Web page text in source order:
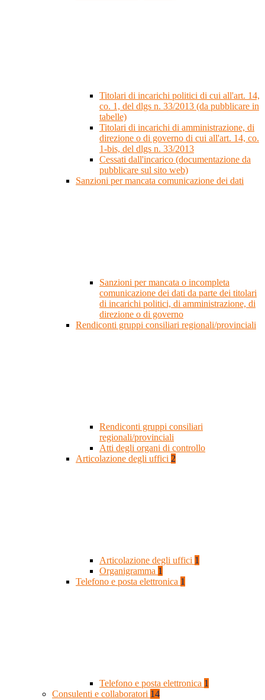
Titolari di incarichi politici di cui all'art. 14,
co. 1, del dlgs n. 33/2013 (da pubblicare in
tabelle)
Titolari di incarichi di amministrazione, di
direzione o di governo di cui all'art. 14, co.
1-bis, del dlgs n. 33/2013
Cessati dall'incarico (documentazione da
pubblicare sul sito web)
Sanzioni per mancata comunicazione dei dati
Sanzioni per mancata o incompleta
comunicazione dei dati da parte dei titolari
di incarichi politici, di amministrazione, di
direzione o di governo
Rendiconti gruppi consiliari regionali/provinciali
Rendiconti gruppi consiliari
regionali/provinciali
Atti degli organi di controllo
Articolazione degli uffici 2
Articolazione degli uffici 1
Organigramma 1
Telefono e posta elettronica 1
Telefono e posta elettronica 1
Consulenti e collaboratori 14